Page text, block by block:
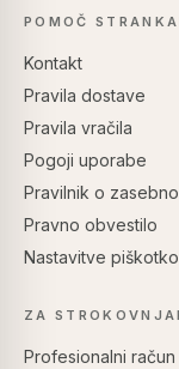
POMOČ
Kontakt
Pravila dostave
Pravila vračila
Pogoji uporabe
Pravilnik o
Pravno obvestilo
Nastavitve
ZA
Profesionalni račun